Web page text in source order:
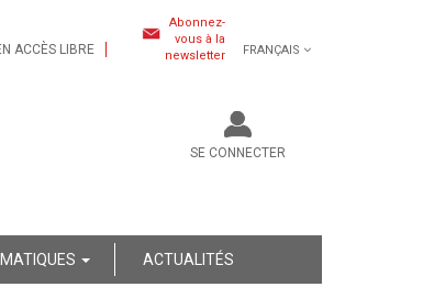
ACCÈS LIBRE
Abonnez-
vous à la
newsletter
FRANÇAIS
SE CONNECTER
ACTUALITÉS